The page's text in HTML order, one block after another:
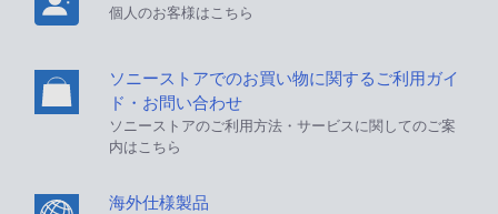
個人のお客様はこちら
ソニーストアでのお買い物に関するご利用ガイ
ド・お問い合わせ
ソニーストアのご利用方法・サービスに関してのご案
内はこちら
海外仕様製品